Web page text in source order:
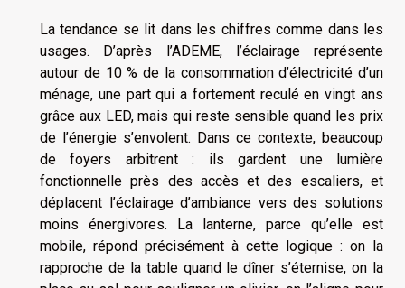
La tendance se lit dans les chiffres comme dans les
usages. D’après l’ADEME, l’éclairage représente
autour de 10 % de la consommation d’électricité d’un
ménage, une part qui a fortement reculé en vingt ans
grâce aux LED, mais qui reste sensible quand les prix
de l’énergie s’envolent. Dans ce contexte, beaucoup
de foyers arbitrent : ils gardent une lumière
fonctionnelle près des accès et des escaliers, et
déplacent l’éclairage d’ambiance vers des solutions
moins énergivores. La lanterne, parce qu’elle est
mobile, répond précisément à cette logique : on la
rapproche de la table quand le dîner s’éternise, on la